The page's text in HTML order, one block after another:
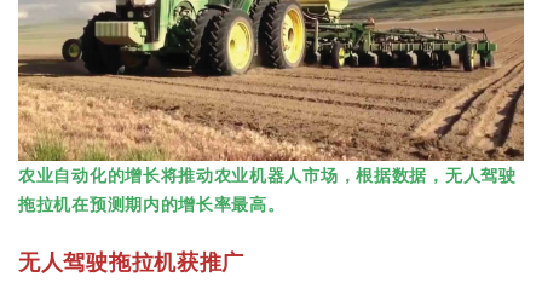
农业自动化的增长将推动农业机器人市场，根据数据，无人驾驶
拖拉机在预测期内的增长率最高。
无人驾驶拖拉机获推广